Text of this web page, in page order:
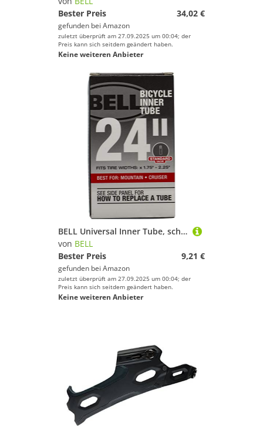
Bester Preis
34,02 €
gefunden bei Amazon
zuletzt überprüft am 27.09.2025 um 00:04; der
Preis kann sich seitdem geändert haben.
Keine weiteren Anbieter
BELL Universal Inner Tube, schwarz
von BELL
Bester Preis
9,21 €
gefunden bei Amazon
zuletzt überprüft am 27.09.2025 um 00:04; der
Preis kann sich seitdem geändert haben.
Keine weiteren Anbieter